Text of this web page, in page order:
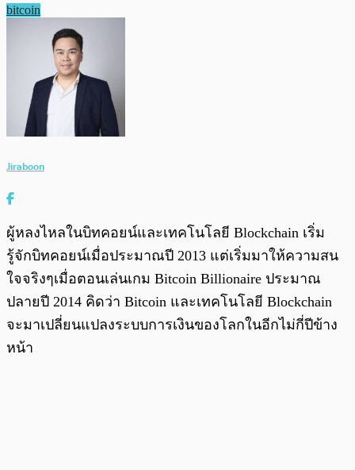
bitcoin
Jiraboon
ผู้หลงไหลในบิทคอยน์และเทคโนโลยี Blockchain เริ่ม
รู้จักบิทคอยน์เมื่อประมาณปี 2013 แต่เริ่มมาให้ความสน
ใจจริงๆเมื่อตอนเล่นเกม Bitcoin Billionaire ประมาณ
ปลายปี 2014 คิดว่า Bitcoin และเทคโนโลยี Blockchain
จะมาเปลี่ยนแปลงระบบการเงินของโลกในอีกไม่กี่ปีข้าง
หน้า